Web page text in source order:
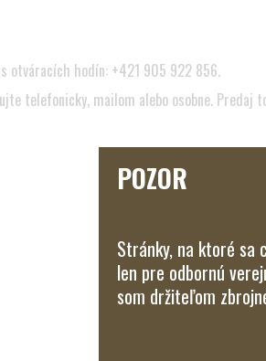
otváracích hodín: +421 905 922 856.
telefonicky, mailom alebo osobne. Predaj
POZOR
Stránky, na ktoré sa
len pre odbornú
som držiteľom